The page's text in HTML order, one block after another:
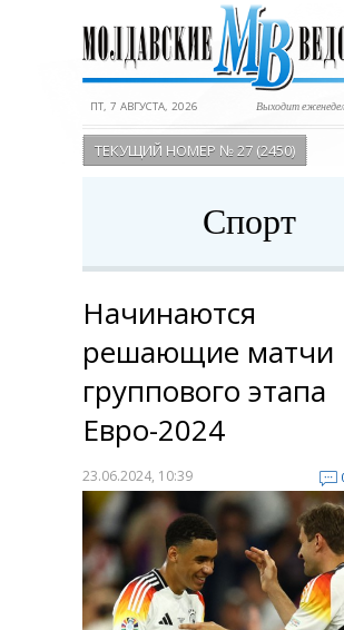
ПТ, 7 АВГУСТА, 2026 Выходит
ТЕКУЩИЙ НОМЕР № 27 (2450)
Спорт
Начинаются
решающие матчи
группового этапа
Евро-2024
23.06.2024, 10:39